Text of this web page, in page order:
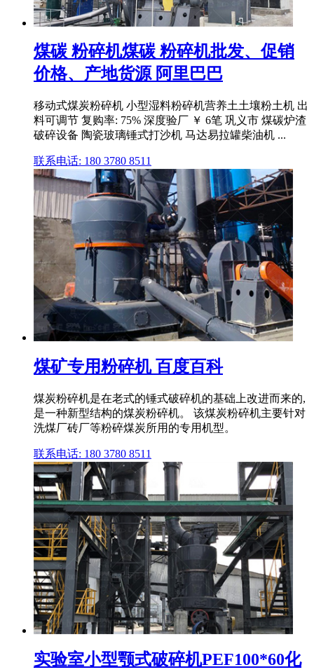
煤碳 粉碎机煤碳 粉碎机批发、促销
价格、产地货源 阿里巴巴
移动式煤炭粉碎机 小型湿料粉碎机营养土土壤粉土机 出
料可调节 复购率: 75% 深度验厂 ￥ 6笔 巩义市 煤碳炉渣
破碎设备 陶瓷玻璃锤式打沙机 马达易拉罐柴油机 ...
联系电话: 180 3780 8511
煤矿专用粉碎机 百度百科
煤炭粉碎机是在老式的锤式破碎机的基础上改进而来的,
是一种新型结构的煤炭粉碎机。 该煤炭粉碎机主要针对
洗煤厂砖厂等粉碎煤炭所用的专用机型。
联系电话: 180 3780 8511
实验室小型颚式破碎机PEF100*60化